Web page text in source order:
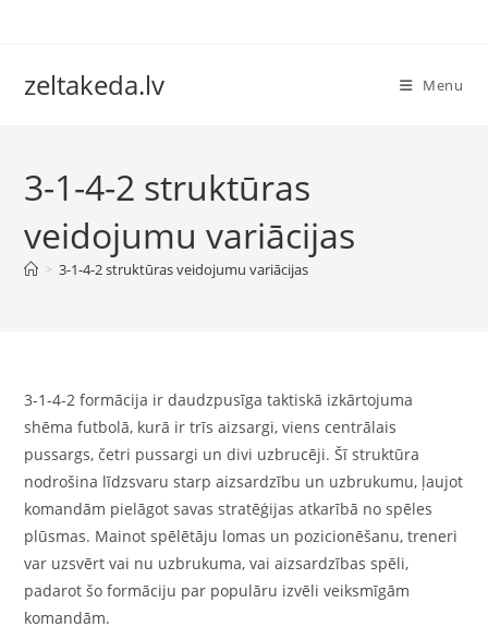
zeltakeda.lv Menu
3-1-4-2 struktūras
veidojumu variācijas
> 3-1-4-2 struktūras veidojumu variācijas
3-1-4-2 formācija ir daudzpusīga taktiskā izkārtojuma
shēma futbolā, kurā ir trīs aizsargi, viens centrālais
pussargs, četri pussargi un divi uzbrucēji. Šī struktūra
nodrošina līdzsvaru starp aizsardzību un uzbrukumu, ļaujot
komandām pielāgot savas stratēģijas atkarībā no spēles
plūsmas. Mainot spēlētāju lomas un pozicionēšanu, treneri
var uzsvērt vai nu uzbrukuma, vai aizsardzības spēli,
padarot šo formāciju par populāru izvēli veiksmīgām
komandām.